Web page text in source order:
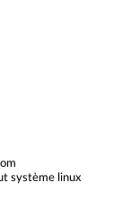
système linux